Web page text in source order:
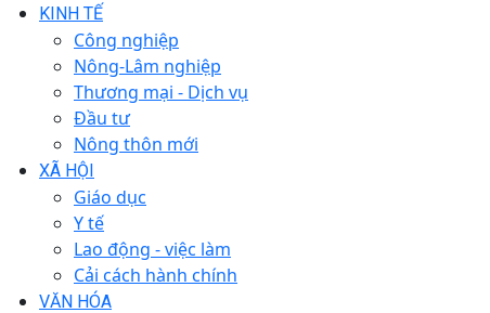
KINH TẾ
Công nghiệp
Nông-Lâm nghiệp
Thương mại - Dịch vụ
Đầu tư
Nông thôn mới
XÃ HỘI
Giáo dục
Y tế
Lao động - việc làm
Cải cách hành chính
VĂN HÓA